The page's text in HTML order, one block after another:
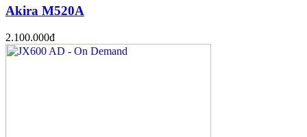
Akira M520A
2.100.000đ